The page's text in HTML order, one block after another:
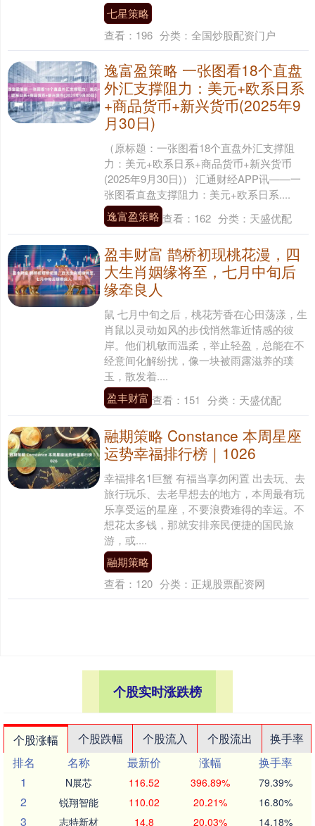
七星策略
查看： 196 分类： 全国炒股配资门户
逸富盈策略 一张图看18个直盘
外汇支撑阻力：美元+欧系日系
+商品货币+新兴货币(2025年9
月30日)
（原标题：一张图看18个直盘外汇支撑阻
力：美元+欧系日系+商品货币+新兴货币
(2025年9月30日)） 汇通财经APP讯——一
张图看直盘支撑阻力：美元+欧系日系....
逸富盈策略 查看： 162 分类： 天盛优配
盈丰财富 鹊桥初现桃花漫，四
大生肖姻缘将至，七月中旬后
缘牵良人
鼠 七月中旬之后，桃花芳香在心田荡漾，生
肖鼠以灵动如风的步伐悄然靠近情感的彼
岸。他们机敏而温柔，举止轻盈，总能在不
经意间化解纷扰，像一块被雨露滋养的璞
玉，散发着....
盈丰财富 查看： 151 分类： 天盛优配
融期策略 Constance 本周星座
运势幸福排行榜｜1026
幸福排名1巨蟹 有福当享勿闲置 出去玩、去
旅行玩乐、去老早想去的地方，本周最有玩
乐享受运的星座，不要浪费难得的幸运。不
想花太多钱，那就安排亲民便捷的国民旅
游，或....
融期策略
查看： 120 分类： 正规股票配资网
个股实时涨跌榜
个股涨幅 个股跌幅 个股流入 个股流出
换手率
排名
名称 最新价 涨幅
换手率
1
N展芯 116.52 396.89% 79.39%
2 锐翔智能 110.02 20.21% 16.80%
3 志特新材 14.8 20.03% 14.18%